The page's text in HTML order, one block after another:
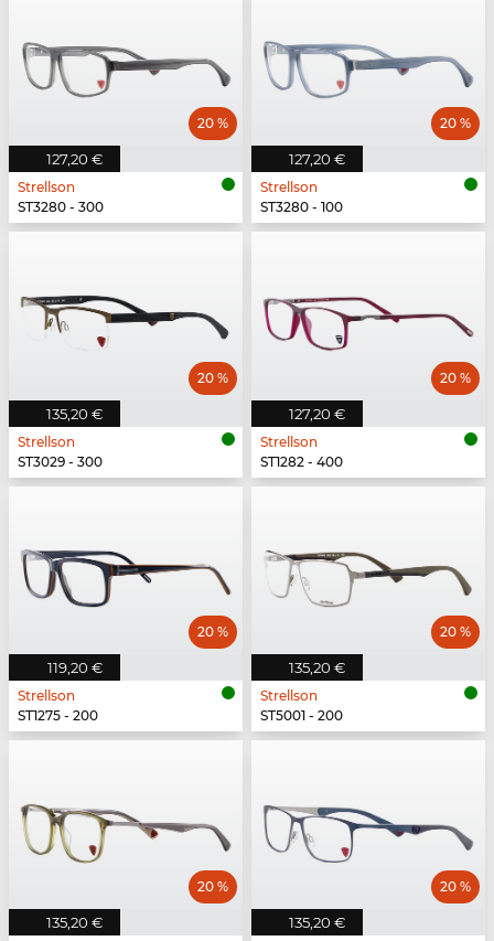
127,20 €
20 %
Strellson
ST3280 - 300
127,20 €
20 %
Strellson
ST3280 - 100
135,20 €
20 %
Strellson
ST3029 - 300
127,20 €
20 %
Strellson
ST1282 - 400
119,20 €
20 %
Strellson
ST1275 - 200
135,20 €
20 %
Strellson
ST5001 - 200
135,20 €
20 %
135,20 €
20 %